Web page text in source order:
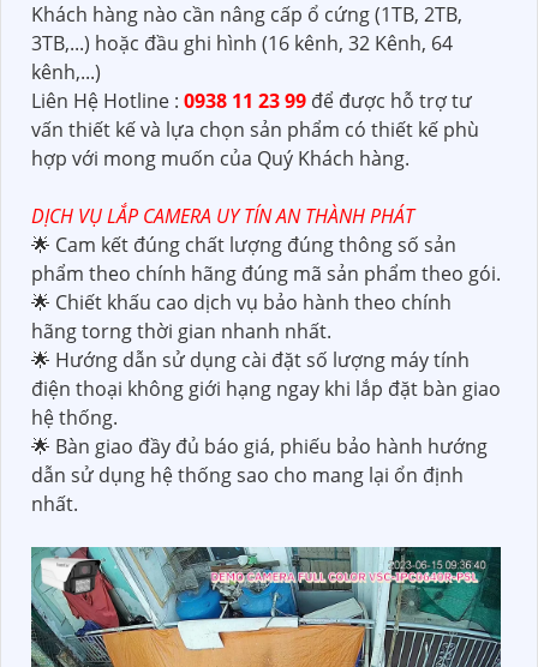
Khách hàng nào cần nâng cấp ổ cứng (1TB, 2TB,
3TB,...) hoặc đầu ghi hình (16 kênh, 32 Kênh, 64
kênh,...)
Liên Hệ Hotline : 0938 11 23 99 để được hỗ trợ tư
vấn thiết kế và lựa chọn sản phẩm có thiết kế phù
hợp với mong muốn của Quý Khách hàng.
DỊCH VỤ LẮP CAMERA UY TÍN AN THÀNH PHÁT
🌟 Cam kết đúng chất lượng đúng thông số sản
phẩm theo chính hãng đúng mã sản phẩm theo gói.
🌟 Chiết khấu cao dịch vụ bảo hành theo chính
hãng torng thời gian nhanh nhất.
🌟 Hướng dẫn sử dụng cài đặt số lượng máy tính
điện thoại không giới hạng ngay khi lắp đặt bàn giao
hệ thống.
🌟 Bàn giao đầy đủ báo giá, phiếu bảo hành hướng
dẫn sử dụng hệ thống sao cho mang lại ổn định
nhất.